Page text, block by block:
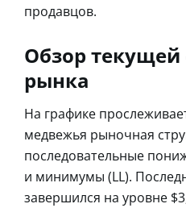
продавцов.
Обзор текущей
рынка
На графике
медвежья рыночная
последовательные
и минимумы (LL).
завершился на уровне